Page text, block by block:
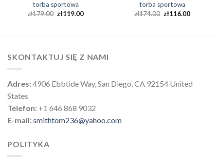
torba sportowa
zł179.00 zł119.00
torba sportowa
zł174.00 zł116.00
SKONTAKTUJ SIĘ Z NAMI
Adres:4906 Ebbtide Way, San Diego, CA 92154 United
States
Telefon: +1 646 868 9032
E-mail:smithtom236@yahoo.com
POLITYKA